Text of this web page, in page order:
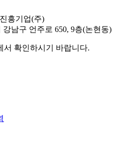
흥기업(주)
남구 언주로 650, 9층(논현동)
서 확인하시기 바랍니다.